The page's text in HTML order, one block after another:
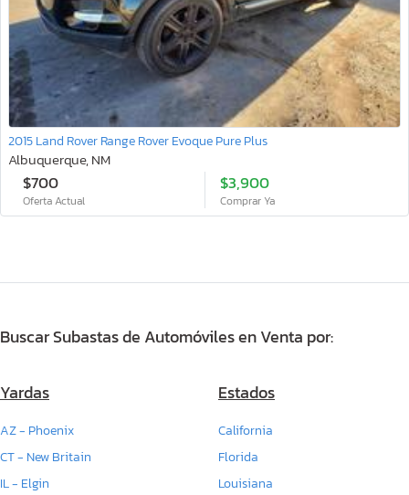
2015 Land Rover Range Rover Evoque Pure Plus
Albuquerque, NM
$700
Oferta Actual
$3,900
Comprar Ya
Buscar Subastas de Automóviles en Venta por:
Yardas
AZ - Phoenix
CT - New Britain
IL - Elgin
Estados
California
Florida
Louisiana